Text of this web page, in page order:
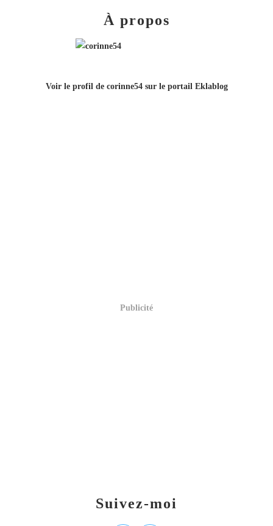
Suivez-moi
À propos
Voir le profil de corinne54sur le portail Eklablog
Publicité